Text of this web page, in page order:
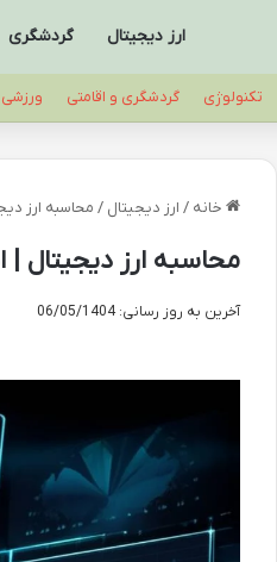
ارز دیجیتال گردشگری
تکنولوژی گردشگری و اقامتی ورزشی
خانه / ارز دیجیتال / محاسبه ارز
محاسبه ارز دیجیتال |
آخرین به روز رسانی: 06/05/1404